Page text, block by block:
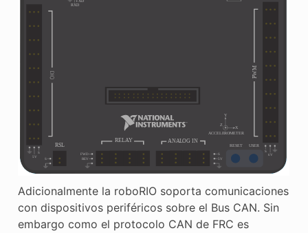
Adicionalmente la roboRIO soporta comunicaciones
con dispositivos periféricos sobre el Bus CAN. Sin
embargo como el protocolo CAN de FRC es